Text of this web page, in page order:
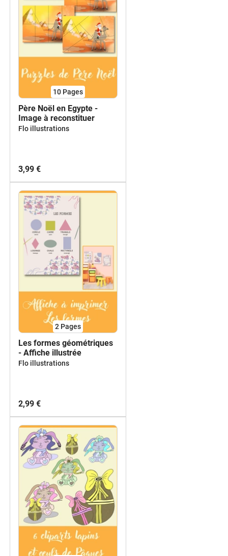
10 Pages
Père Noël en Egypte -
Image à reconstituer
Flo illustrations
3,99 €
2 Pages
Les formes géométriques
- Affiche illustrée
Flo illustrations
2,99 €